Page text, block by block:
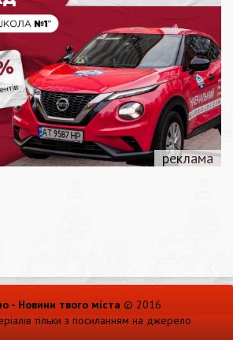
- Новини твого міста © 2016
тільки з посиланням на джерело